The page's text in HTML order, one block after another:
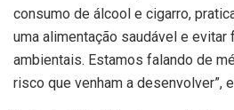
consumo de álcool e cigarro,
uma alimentação saudável e
ambientais. Estamos falando de
risco que venham a desenvolver”,